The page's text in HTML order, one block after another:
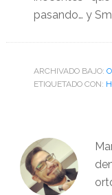
pasando… y
ARCHIVADO BAJO:
ETIQUETADO CON: